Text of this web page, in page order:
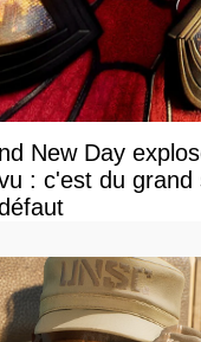
New Day
: c'est du grand